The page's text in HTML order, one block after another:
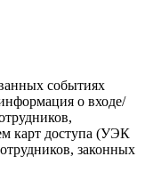
событиях
о входе/
карт доступа (УЭК
законных